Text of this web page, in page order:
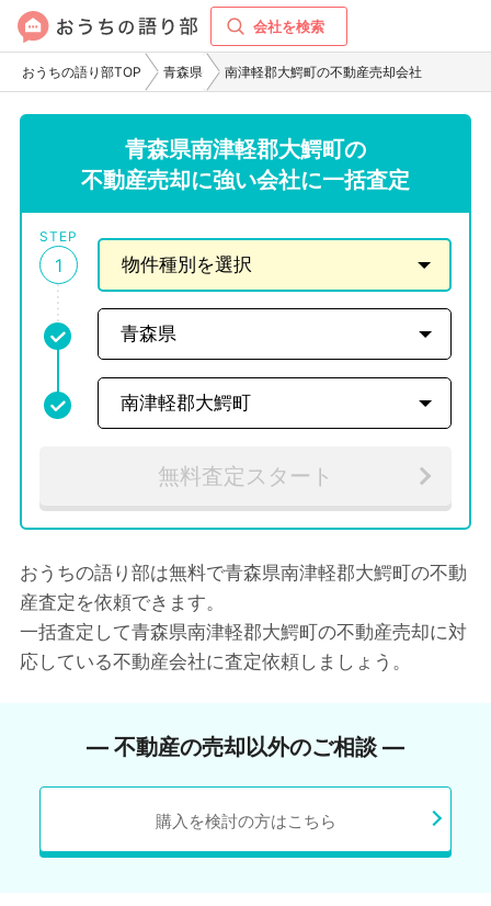
会社を検索
おうちの語り部TOP 青森県 南津軽郡大鰐町の不動産売却会社
青森県南津軽郡大鰐町の
不動産売却に強い会社に一括査定
STEP
1
無料査定スタート
おうちの語り部は無料で青森県南津軽郡大鰐町の不動
産査定を依頼できます。
一括査定して青森県南津軽郡大鰐町の不動産売却に対
応している不動産会社に査定依頼しましょう。
― 不動産の売却以外のご相談 ―
購入を検討の方はこちら